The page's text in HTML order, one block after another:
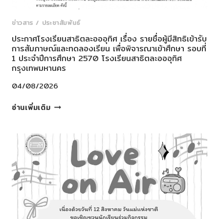
ข่าวสาร / ประชาสัมพันธ์
ประกาศโรงเรียนสาธิตละอออุทิศ เรื่อง รายชื่อผู้มีสิทธิเข้ารับ
การสัมภาษณ์และทดลองเรียน เพื่อพิจารณาเข้าศึกษา รอบที่
1 ประจำปีการศึกษา 2570 โรงเรียนสาธิตละอออุทิศ
กรุงเทพมหานคร
04/08/2026
อ่านเพิ่มเติมประกาศ
ออ
อุทิศ
เรื่อง
ราย
ชื่อ
ผู้